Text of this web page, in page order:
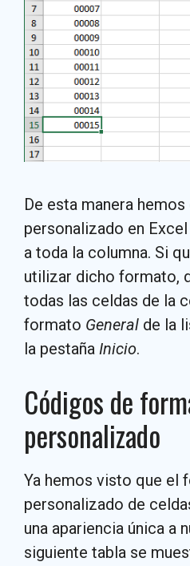
De esta manera
personalizado en
a toda la columna. Si
utilizar dicho formato,
todas las celdas de la
formato General de la
la pestaña Inicio.
Códigos de
personalizado
Ya hemos visto que el
personalizado de
una apariencia única a
siguiente tabla se